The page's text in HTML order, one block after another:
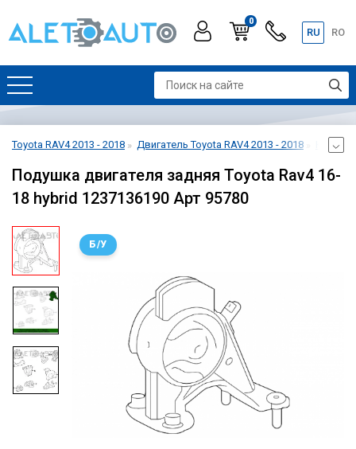
0
RU RO
Toyota RAV4 2013 - 2018 Двигатель Toyota RAV4 2013 - 2018
Подушка двигателя задняя Toyota Rav4 16-
18 hybrid 1237136190 Арт 95780
Б/У